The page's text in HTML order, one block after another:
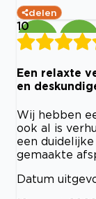
delen
10
Een relaxte
en
Wij hebben
ook al is
een
gemaakte
Datum